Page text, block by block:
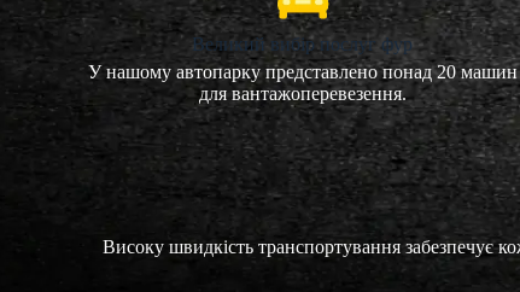
Великий вибір послуг фур
У нашому автопарку представлено понад 20 машин
для вантажоперевезення.
Високу швидкість транспортування забезпечує